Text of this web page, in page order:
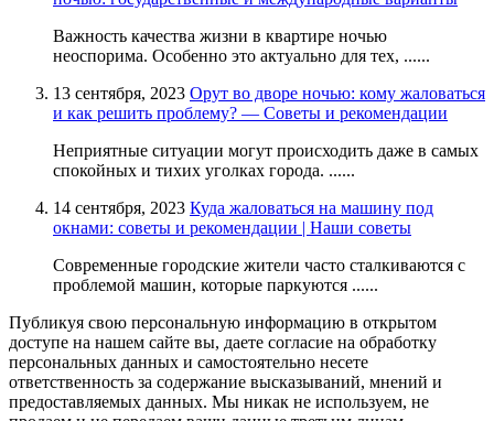
Важность качества жизни в квартире ночью
неоспорима. Особенно это актуально для тех, ......
13 сентября, 2023 Орут во дворе ночью: кому жаловаться
и как решить проблему? — Советы и рекомендации
Неприятные ситуации могут происходить даже в самых
спокойных и тихих уголках города. ......
14 сентября, 2023 Куда жаловаться на машину под
окнами: советы и рекомендации | Наши советы
Современные городские жители часто сталкиваются с
проблемой машин, которые паркуются ......
Публикуя свою персональную информацию в открытом
доступе на нашем сайте вы, даете согласие на обработку
персональных данных и самостоятельно несете
ответственность за содержание высказываний, мнений и
предоставляемых данных. Мы никак не используем, не